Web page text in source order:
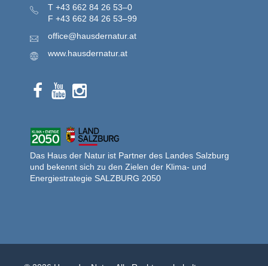
T +43 662 84 26 53–0
F +43 662 84 26 53–99
office@hausdernatur.at
www.hausdernatur.at
Das Haus der Natur ist Partner des Landes Salzburg
und bekennt sich zu den Zielen der Klima- und
Energiestrategie SALZBURG 2050